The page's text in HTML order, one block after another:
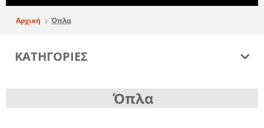
Αρχική Όπλα
ΚΑΤΗΓΟΡΙΕΣ
Όπλα